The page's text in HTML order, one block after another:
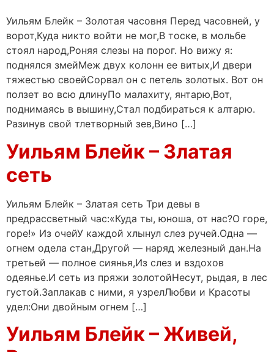
Уильям Блейк – Золотая часовня Перед часовней, у
ворот,Куда никто войти не мог,В тоске, в мольбе
стоял народ,Роняя слезы на порог. Но вижу я:
поднялся змейМеж двух колонн ее витых,И двери
тяжестью своейСорвал он с петель золотых. Вот он
ползет во всю длинуПо малахиту, янтарю,Вот,
поднимаясь в вышину,Стал подбираться к алтарю.
Разинув свой тлетворный зев,Вино […]
Уильям Блейк – Златая
сеть
Уильям Блейк – Златая сеть Три девы в
предрассветный час:«Куда ты, юноша, от нас?О горе,
горе!» Из очейУ каждой хлынул слез ручей.Одна —
огнем одела стан,Другой — наряд железный дан.На
третьей — полное сиянья,Из слез и вздохов
одеянье.И сеть из пряжи золотойНесут, рыдая, в лес
густой.Заплакав с ними, я узрелЛюбви и Красоты
удел:Они двойным огнем […]
Уильям Блейк – Живей,